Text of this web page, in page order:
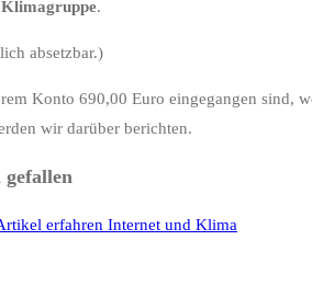
Klimagruppe.
absetzbar.)
Konto 690,00 Euro eingegangen sind,
wir darüber berichten.
gefallen